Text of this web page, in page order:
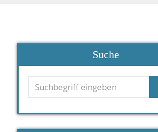
Suche